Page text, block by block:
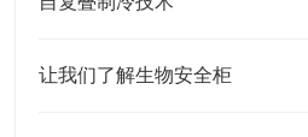
让我们了解生物安全柜